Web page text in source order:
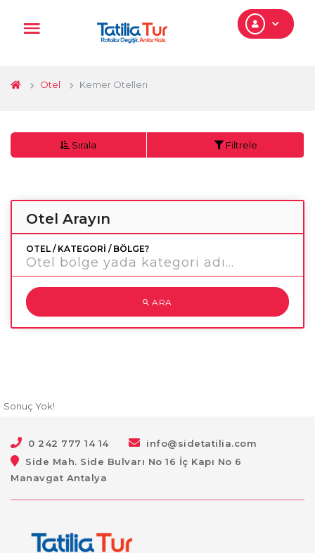
Otel Kemer Otelleri
Sırala Filtrele
Otel Arayın
OTEL / KATEGORI / BÖLGE?
ARA
Sonuç Yok!
0 242 777 14 14
info@sidetatilia.com
Side Mah. Side Bulvarı No 16 İç Kapı No 6
Manavgat Antalya